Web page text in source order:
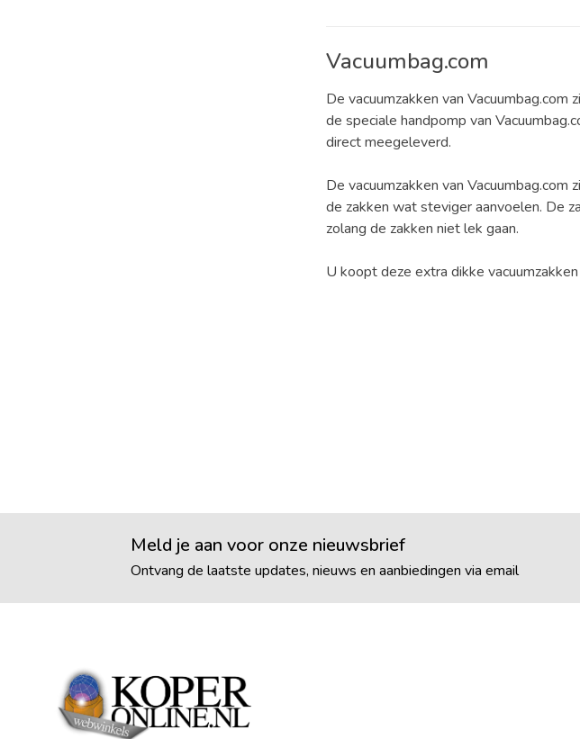
Vacuumbag.com
De vacuumzakken van
de speciale handpomp van
direct meegeleverd.
De vacuumzakken van
de zakken wat steviger aanvoelen. De
zolang de zakken niet lek gaan.
U koopt deze extra dikke
Meld je aan voor onze nieuwsbrief
Ontvang de laatste updates, nieuws en aanbiedingen via email